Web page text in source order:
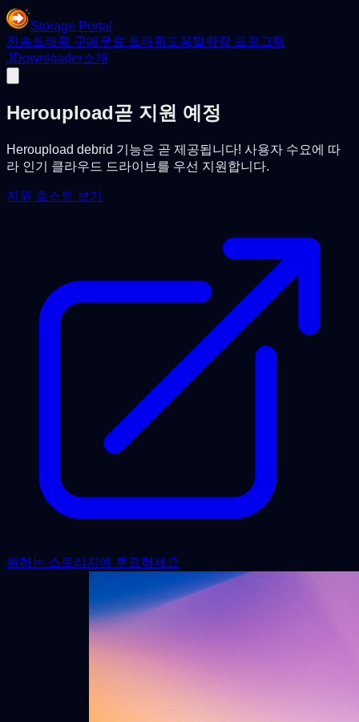
Storage Portal
전송 트래픽 구매 무료 트래픽 도움말확장 프로그램
JDownloader소개
Heroupload곧 지원 예정
Heroupload debrid 기능은 곧 제공됩니다! 사용자 수요에 따
라 인기 클라우드 드라이브를 우선 지원합니다.
지원 호스트 보기
원하는 스토리지에 투표하세요